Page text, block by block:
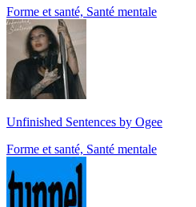
Forme et santé, Santé mentale
Unfinished Sentences by Ogee
Forme et santé, Santé mentale